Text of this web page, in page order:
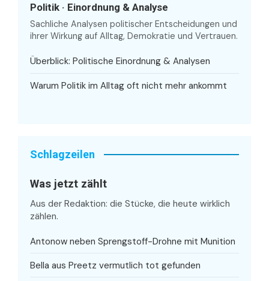
Politik · Einordnung & Analyse
Sachliche Analysen politischer Entscheidungen und
ihrer Wirkung auf Alltag, Demokratie und Vertrauen.
Überblick: Politische Einordnung & Analysen
Warum Politik im Alltag oft nicht mehr ankommt
Schlagzeilen
Was jetzt zählt
Aus der Redaktion: die Stücke, die heute wirklich
zählen.
Antonow neben Sprengstoff-Drohne mit Munition
Bella aus Preetz vermutlich tot gefunden